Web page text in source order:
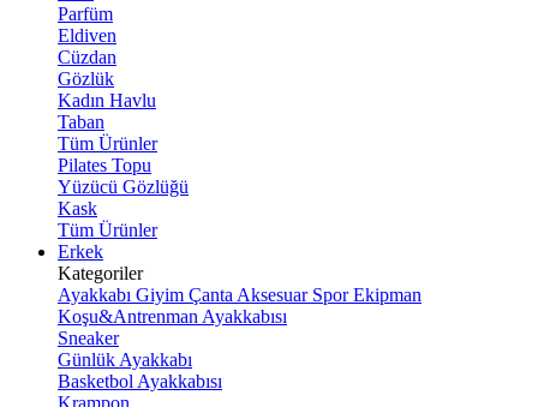
Parfüm
Eldiven
Cüzdan
Gözlük
Kadın Havlu
Taban
Tüm Ürünler
Pilates Topu
Yüzücü Gözlüğü
Kask
Tüm Ürünler
Erkek
Kategoriler
Ayakkabı Giyim Çanta Aksesuar Spor Ekipman
Koşu&Antrenman Ayakkabısı
Sneaker
Günlük Ayakkabı
Basketbol Ayakkabısı
Krampon